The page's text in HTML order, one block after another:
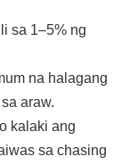
sa 1–5% ng
na halagang
araw.
kalaki ang
sa chasing